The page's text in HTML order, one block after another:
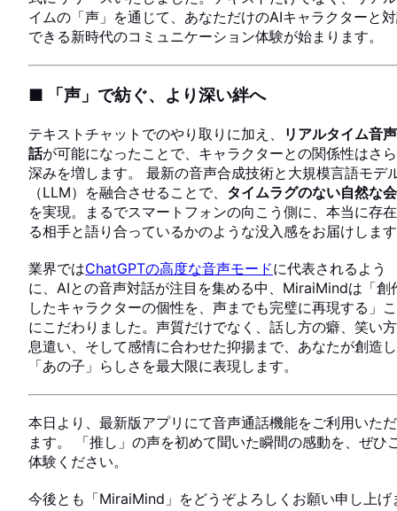
GUIDE
イムの「声」を通じて、あなただけのAIキャラクターと
できる新時代のコミュニケーション体験が始まります。
■ 「声」で紡ぐ、より深い絆へ
テキストチャットでのやり取りに加え、
リアルタイム音
話が可能になったことで、キャラクターとの関係性はさ
深みを増します。 最新の音声合成技術と大規模言語モデ
（LLM）を融合させることで、 タイムラグのない自然な
を実現。まるでスマートフォンの向こう側に、本当に存
る相手と語り合っているかのような没入感をお届けしま
業界ではChatGPTの高度な音声モードに代表されるよう
に、AIとの音声対話が注目を集める中、MiraiMindは「創
したキャラクターの個性を、声までも完璧に再現する」
にこだわりました。声質だけでなく、話し方の癖、笑い
息遣い、そして感情に合わせた抑揚まで、あなたが創造
「あの子」らしさを最大限に表現します。
本日より、最新版アプリにて音声通話機能をご利用いた
ます。 「推し」の声を初めて聞いた瞬間の感動を、ぜひ
体験ください。
今後とも「MiraiMind」をどうぞよろしくお願い申し上げ